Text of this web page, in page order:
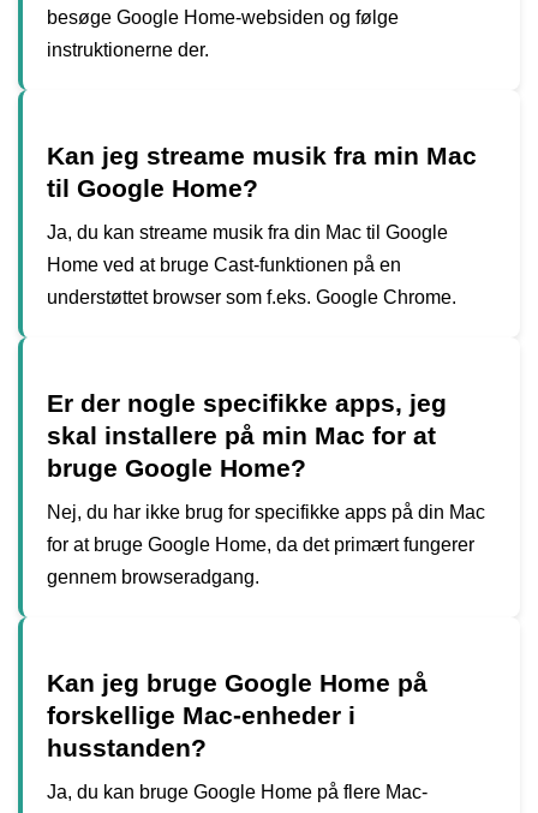
besøge Google Home-websiden og følge
instruktionerne der.
Kan jeg streame musik fra min Mac
til Google Home?
Ja, du kan streame musik fra din Mac til Google
Home ved at bruge Cast-funktionen på en
understøttet browser som f.eks. Google Chrome.
Er der nogle specifikke apps, jeg
skal installere på min Mac for at
bruge Google Home?
Nej, du har ikke brug for specifikke apps på din Mac
for at bruge Google Home, da det primært fungerer
gennem browseradgang.
Kan jeg bruge Google Home på
forskellige Mac-enheder i
husstanden?
Ja, du kan bruge Google Home på flere Mac-